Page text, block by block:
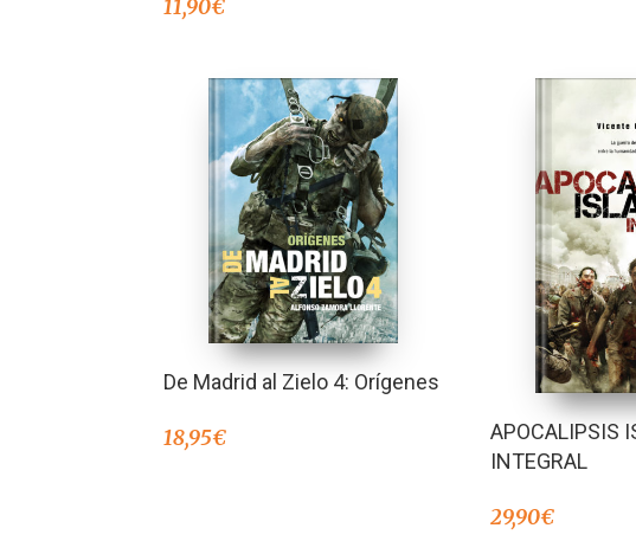
11,90€
De Madrid al Zielo 4: Orígenes
18,95€
APOCALIPSIS
INTEGRAL
29,90€